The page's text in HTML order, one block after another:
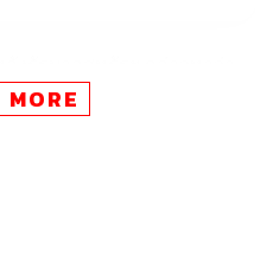
มีส่วนเกี่ยวข้องกับการยิง
ผู้ลี้ภัยชาวคิวบา ในไมอามี